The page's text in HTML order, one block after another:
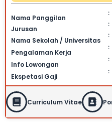
Nama Panggilan
:
Jurusan
:
Nama Sekolah / Universitas
:
Pengalaman Kerja
:
Info Lowongan
:
Ekspetasi Gaji
:
Curriculum Vitae